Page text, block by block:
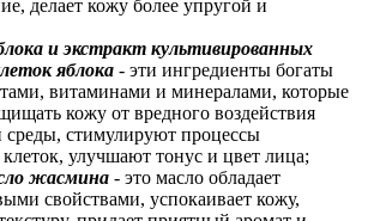
делает кожу более упругой и
и экстракт культивированных
яблока - эти ингредиенты богаты
витаминами и минералами, которые
кожу от вредного воздействия
стимулируют процессы
улучшают тонус и цвет лица;
жасмина - это масло обладает
свойствами, успокаивает кожу,